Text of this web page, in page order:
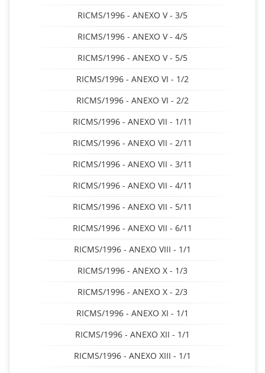
RICMS/1996 - ANEXO V - 3/5
RICMS/1996 - ANEXO V - 4/5
RICMS/1996 - ANEXO V - 5/5
RICMS/1996 - ANEXO VI - 1/2
RICMS/1996 - ANEXO VI - 2/2
RICMS/1996 - ANEXO VII - 1/11
RICMS/1996 - ANEXO VII - 2/11
RICMS/1996 - ANEXO VII - 3/11
RICMS/1996 - ANEXO VII - 4/11
RICMS/1996 - ANEXO VII - 5/11
RICMS/1996 - ANEXO VII - 6/11
RICMS/1996 - ANEXO VIII - 1/1
RICMS/1996 - ANEXO X - 1/3
RICMS/1996 - ANEXO X - 2/3
RICMS/1996 - ANEXO XI - 1/1
RICMS/1996 - ANEXO XII - 1/1
RICMS/1996 - ANEXO XIII - 1/1